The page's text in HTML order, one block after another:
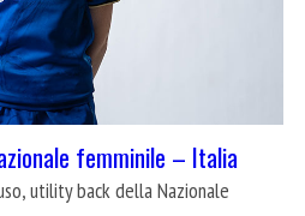
femminile – Italia
utility back della Nazionale